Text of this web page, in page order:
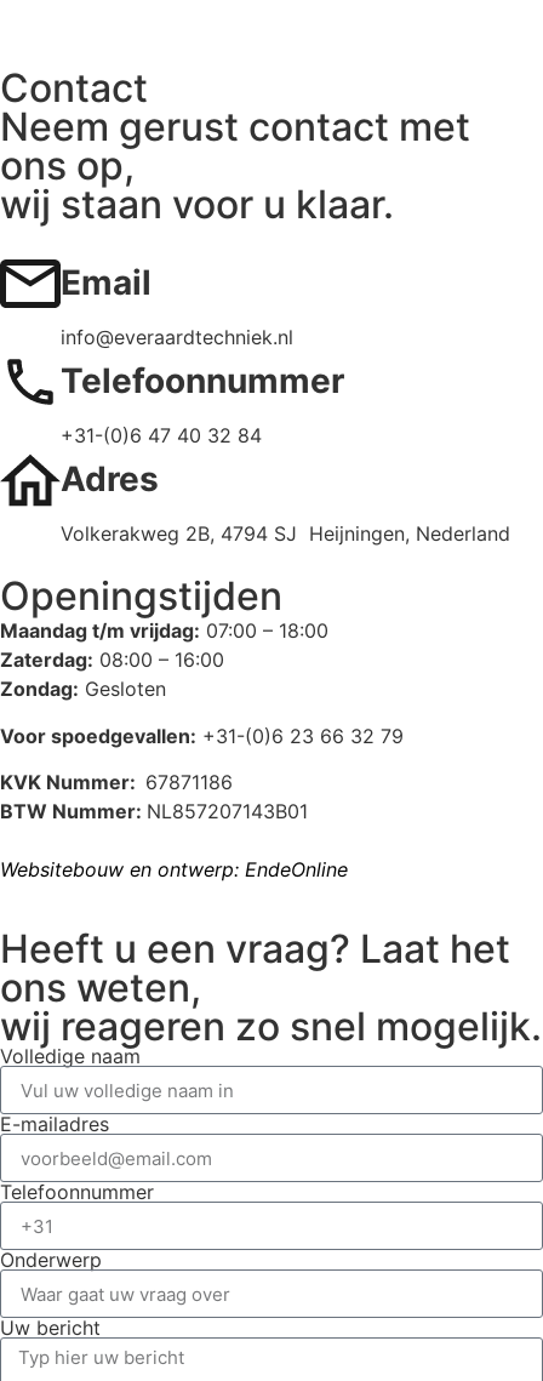
Contact
Neem gerust contact met
ons op,
wij staan voor u klaar.
Email
info@everaardtechniek.nl
Telefoonnummer
+31-(0)6 47 40 32 84
Adres
Volkerakweg 2B, 4794 SJ Heijningen, Nederland
Openingstijden
Maandag t/m vrijdag: 07:00 – 18:00
Zaterdag: 08:00 – 16:00
Zondag: Gesloten
Voor spoedgevallen: +31-(0)6 23 66 32 79
KVK Nummer: 67871186
BTW Nummer: NL857207143B01
Websitebouw en ontwerp: EndeOnline
Heeft u een vraag? Laat het
ons weten,
wij reageren zo snel mogelijk.
Volledige naam
E-mailadres
Telefoonnummer
Onderwerp
Uw bericht